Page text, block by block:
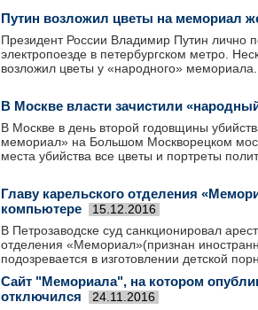
Путин возложил цветы на мемориал
Президент России Владимир Путин лично
электропоезде в петербургском метро.
возложил цветы у «народного» мемориала.
В Москве власти зачистили
В Москве в день второй годовщины
мемориал» на Большом Москворецком
места убийства все цветы и портреты
Главу карельского отделения
компьютере
15.12.2016
В Петрозаводске суд санкционировал
отделения «Мемориал»(признан
подозревается в изготовлении детской
Сайт "Мемориала", на котором
отключился
24.11.2016